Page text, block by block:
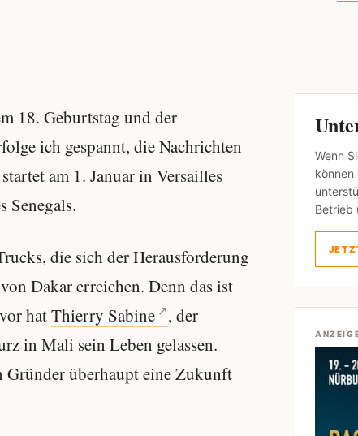
18. Geburtstag und der
ich gespannt, die Nachrichten
am 1. Januar in Versailles
Senegals.
die sich der Herausforderung
Dakar erreichen. Denn das ist
hatThierry Sabine
, der
in Mali sein Leben gelassen.
Gründer überhaupt eine Zukunft
Wenn
können
Betrieb